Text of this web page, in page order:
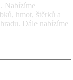
Nabízíme
hmot, štěrků a
Dále nabízíme